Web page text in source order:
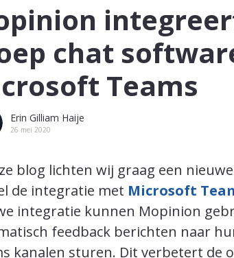
chat
Teams
Erin Gilliam Haije
26 mei 2020
blog lichten wij graag een
de integratie met Microsoft
integratie kunnen Mopinion
feedback berichten naar
kanalen sturen. Dit verbetert de